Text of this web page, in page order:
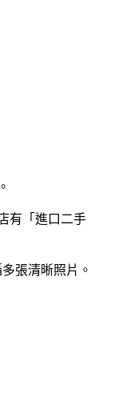
有「進口二手
張清晰照片。